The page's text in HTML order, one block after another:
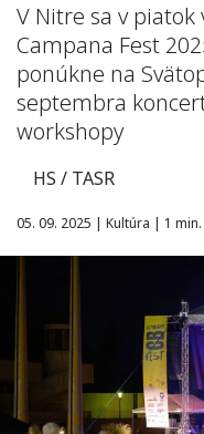
V Nitre sa v
Campana Fest
ponúkne na
septembra
workshopy
HS / TASR
05. 09. 2025 | Kultúra | 1